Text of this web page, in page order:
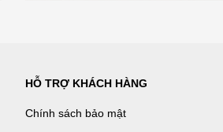
HỖ TRỢ KHÁCH HÀNG
Chính sách bảo mật